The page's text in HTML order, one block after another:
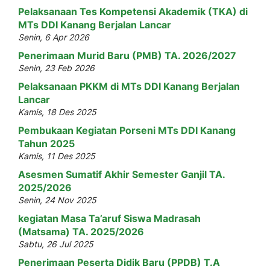
Pelaksanaan Tes Kompetensi Akademik (TKA) di
MTs DDI Kanang Berjalan Lancar
Senin, 6 Apr 2026
Penerimaan Murid Baru (PMB) TA. 2026/2027
Senin, 23 Feb 2026
Pelaksanaan PKKM di MTs DDI Kanang Berjalan
Lancar
Kamis, 18 Des 2025
Pembukaan Kegiatan Porseni MTs DDI Kanang
Tahun 2025
Kamis, 11 Des 2025
Asesmen Sumatif Akhir Semester Ganjil TA.
2025/2026
Senin, 24 Nov 2025
kegiatan Masa Ta’aruf Siswa Madrasah
(Matsama) TA. 2025/2026
Sabtu, 26 Jul 2025
Penerimaan Peserta Didik Baru (PPDB) T.A